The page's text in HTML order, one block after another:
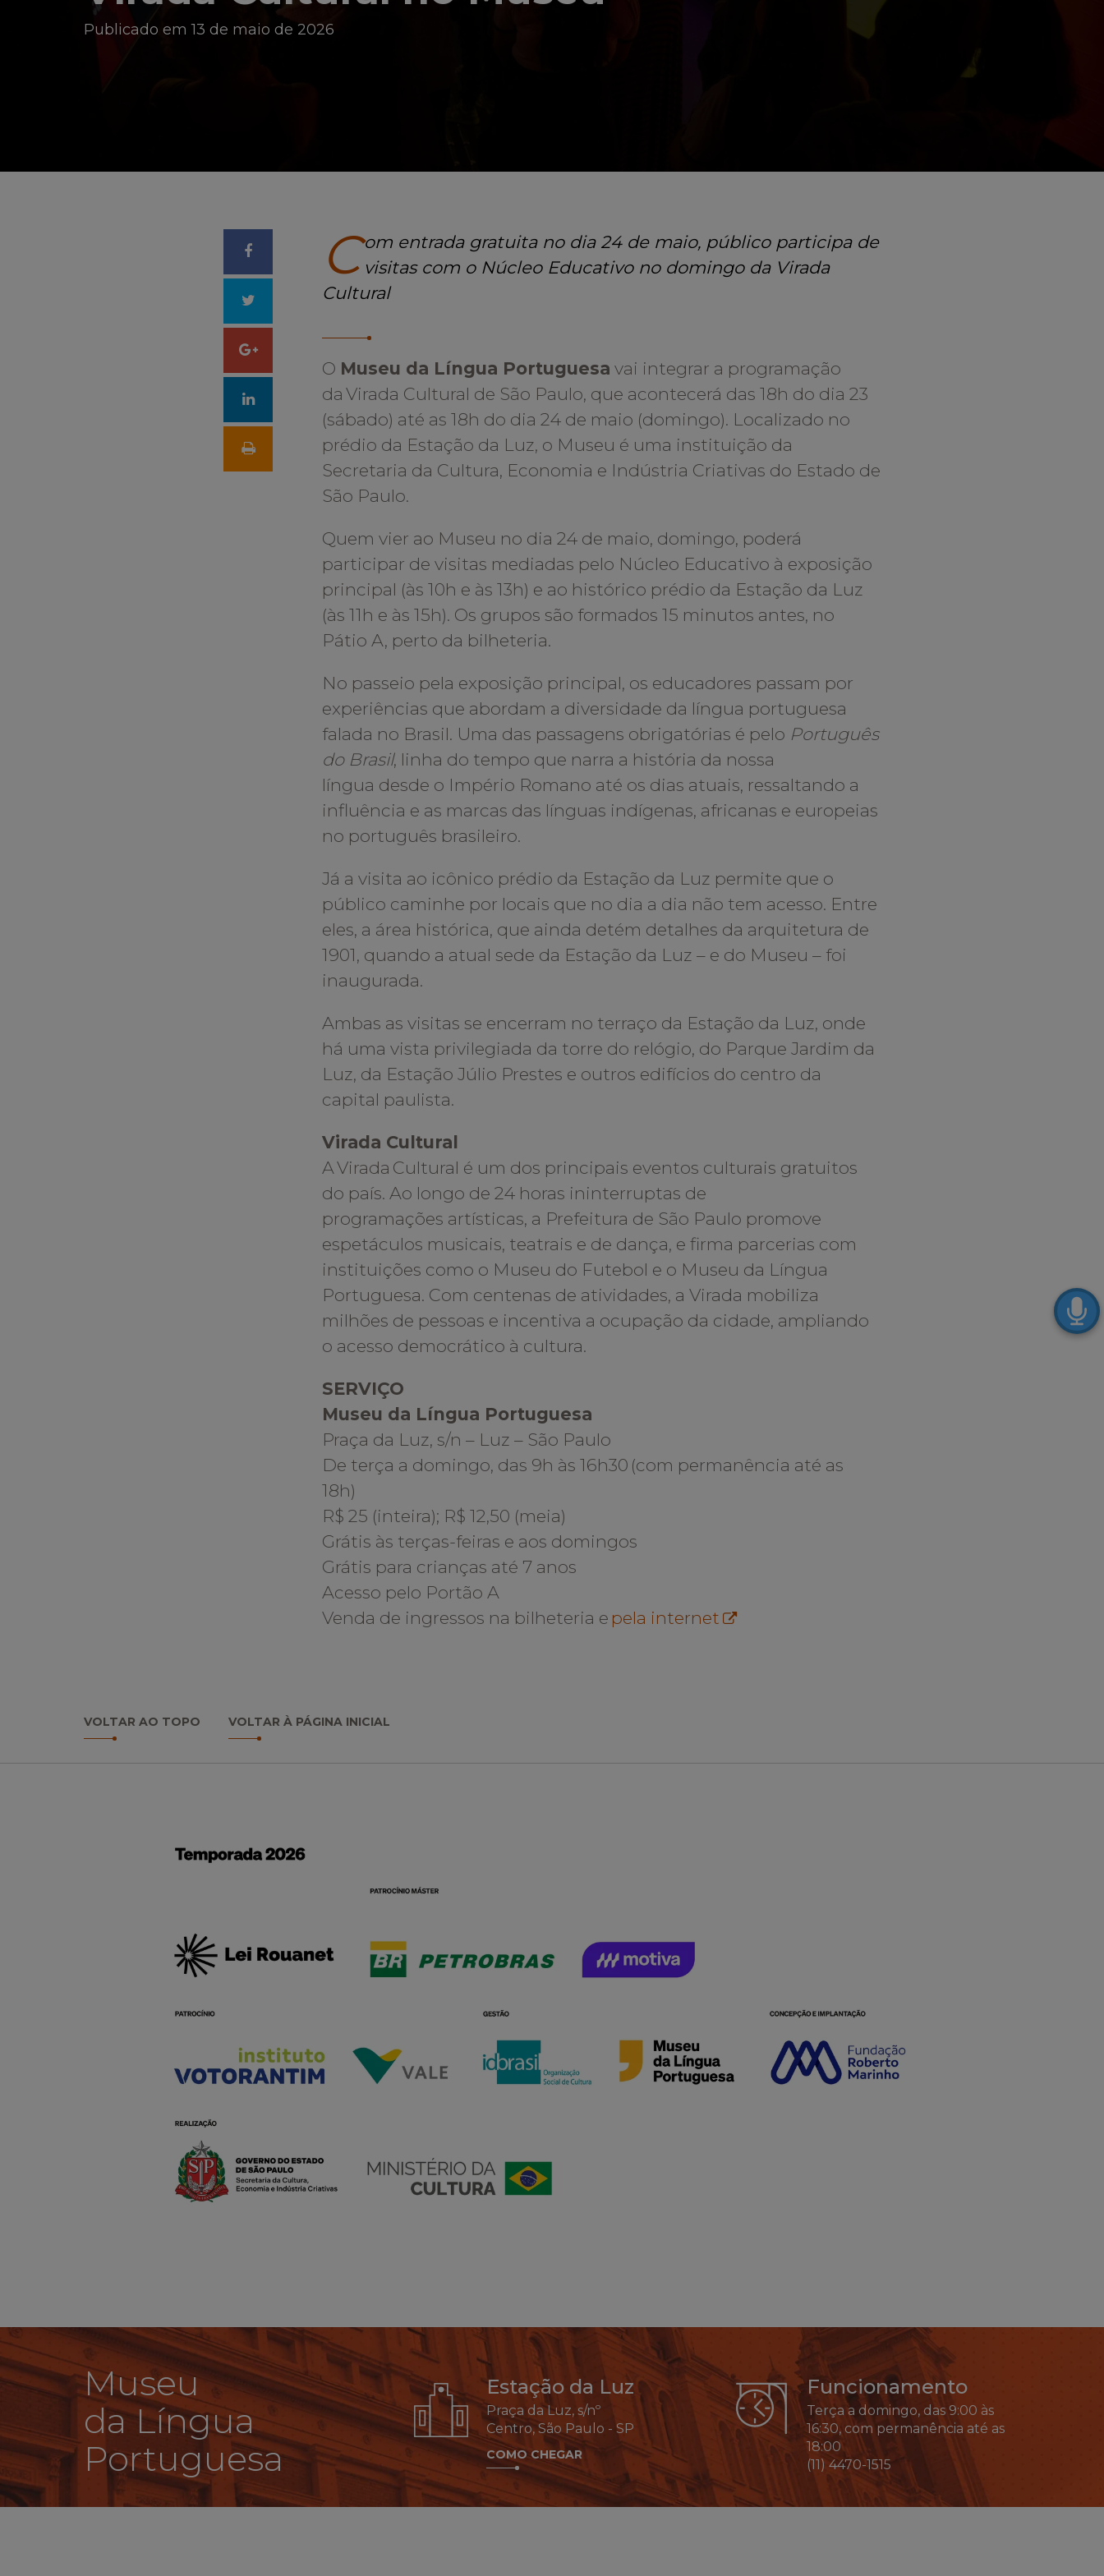
Publicado em 13 de maio de 2026
Compartilhar
no
Facebook
Tweetar
Compartilhar
C om entrada gratuita no dia 24 de maio, público participa de
visitas com o Núcleo Educativo no domingo da Virada
Cultural
O Museu da Língua Portuguesa vai integrar a programação
da Virada Cultural de São Paulo, que acontecerá das 18h do dia 23
(sábado) até as 18h do dia 24 de maio (domingo). Localizado no
prédio da Estação da Luz, o Museu é uma instituição da
Secretaria da Cultura, Economia e Indústria Criativas do Estado de
São Paulo.
Quem vier ao Museu no dia 24 de maio, domingo, poderá
participar de visitas mediadas pelo Núcleo Educativo à exposição
principal (às 10h e às 13h) e ao histórico prédio da Estação da Luz
(às 11h e às 15h). Os grupos são formados 15 minutos antes, no
Pátio A, perto da bilheteria.
No passeio pela exposição principal, os educadores passam por
experiências que abordam a diversidade da língua portuguesa
falada no Brasil. Uma das passagens obrigatórias é pelo Português
do Brasil, linha do tempo que narra a história da nossa
língua desde o Império Romano até os dias atuais, ressaltando a
influência e as marcas das línguas indígenas, africanas e europeias
no português brasileiro.
Já a visita ao icônico prédio da Estação da Luz permite que o
público caminhe por locais que no dia a dia não tem acesso. Entre
eles, a área histórica, que ainda detém detalhes da arquitetura de
1901, quando a atual sede da Estação da Luz – e do Museu – foi
inaugurada.
Ambas as visitas se encerram no terraço da Estação da Luz, onde
há uma vista privilegiada da torre do relógio, do Parque Jardim da
Luz, da Estação Júlio Prestes e outros edifícios do centro da
capital paulista.
Virada Cultural
A Virada Cultural é um dos principais eventos culturais gratuitos
do país. Ao longo de 24 horas ininterruptas de
programações artísticas, a Prefeitura de São Paulo promove
espetáculos musicais, teatrais e de dança, e firma parcerias com
instituições como o Museu do Futebol e o Museu da Língua
Portuguesa. Com centenas de atividades, a Virada mobiliza
milhões de pessoas e incentiva a ocupação da cidade, ampliando
o acesso democrático à cultura.
SERVIÇO
Museu da Língua Portuguesa
Praça da Luz, s/n – Luz – São Paulo
De terça a domingo, das 9h às 16h30 (com permanência até as
18h)
R$ 25 (inteira); R$ 12,50 (meia)
Grátis às terças-feiras e aos domingos
Grátis para crianças até 7 anos
Acesso pelo Portão A
Venda de ingressos na bilheteria e pela internet
VOLTAR AO TOPO VOLTAR À PÁGINA INICIAL
Museu
da Língua
Portuguesa
Estação da Luz
Praça da Luz, s/nº
Centro, São Paulo - SP
COMO CHEGAR
Funcionamento
Terça a domingo, das 9:00 às
16:30, com permanência até as
18:00
(11) 4470-1515